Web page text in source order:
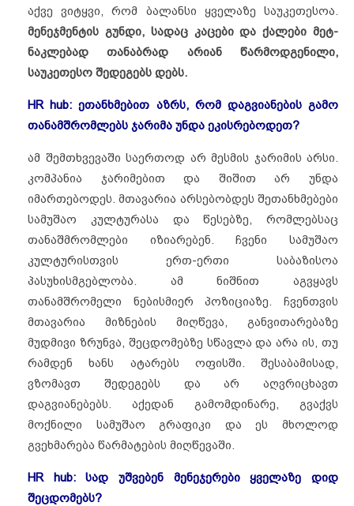
აქვე ვიტყვი, რომ ბალანსი ყველაზე საუკეთესოა.
მენეჯმენტის გუნდი, სადაც კაცები და ქალები მეტ-
ნაკლებად თანაბრად არიან წარმოდგენილი,
საუკეთესო შედეგებს დებს.
HR hub: ეთანხმებით აზრს, რომ დაგვიანების გამო
თანამშრომლებს ჯარიმა უნდა ეკისრებოდეთ?
ამ შემთხვევაში საერთოდ არ მესმის ჯარიმის არსი.
კომპანია ჯარიმებით და შიშით არ უნდა
იმართებოდეს. მთავარია არსებობდეს შეთანხმებები
სამუშაო კულტურასა და წესებზე, რომლებსაც
თანაშმრომლები იზიარებენ. ჩვენი სამუშაო
კულტურისთვის ერთ-ერთი საბაზისოა
პასუხისმგებლობა. ამ ნიშნით აგვყავს
თანამშრომელი ნებისმიერ პოზიციაზე. ჩვენთვის
მთავარია მიზნების მიღწევა, განვითარებაზე
მუდმივი ზრუნვა, შეცდომებზე სწავლა და არა ის, თუ
რამდენ ხანს ატარებს ოფისში. შესაბამისად,
ვზომავთ შედეგებს და არ აღვრიცხავთ
დაგვიანებებს. აქედან გამომდინარე, გვაქვს
მოქნილი სამუშაო გრაფიკი და ეს მხოლოდ
გვეხმარება წარმატების მიღწევაში.
HR hub: სად უშვებენ მენეჯერები ყველაზე დიდ
შეცდომებს?